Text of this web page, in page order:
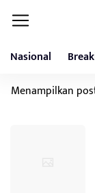
Nasional
Menampilkan